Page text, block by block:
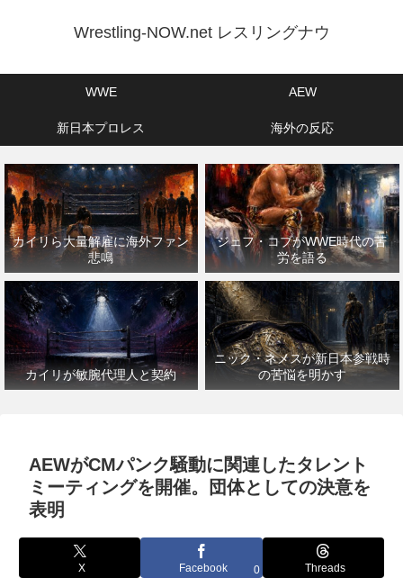
Wrestling-NOW.net レスリングナウ
WWE AEW
新日本プロレス 海外の反応
カイリら大量解雇に海外ファン
悲鳴
ジェフ・コブがWWE時代の苦
労を語る
カイリが敏腕代理人と契約
ニック・ネメスが新日本参戦時
の苦悩を明かす
AEWがCMパンク騒動に関連したタレント
ミーティングを開催。団体としての決意を
表明
X Facebook 0 Threads